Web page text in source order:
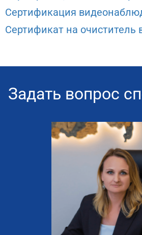
Сертификация
Сертификат на очиститель
Задать вопрос